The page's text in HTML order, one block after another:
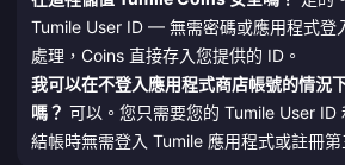
Tumile User ID — 無需密碼或應用程式登
處理，Coins 直接存入您提供的 ID。
我可以在不登入應用程式商店帳號的情況
嗎？ 可以。您只需要您的 Tumile User ID
結帳時無需登入 Tumile 應用程式或註冊第